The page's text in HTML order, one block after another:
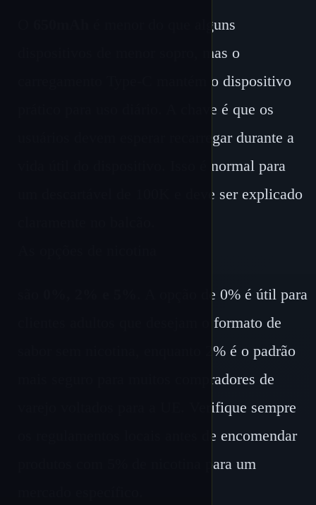
é menor do que alguns
dispositivos de menor sopro, mas o
carregamento Type-C mantém o dispositivo
prático para uso diário. A chave é que os
usuários devem esperar recarregar durante a
vida útil do dispositivo. Isso é normal para
um descartável de 100K e deve ser explicado
. A opção de 0% é útil para
clientes adultos que desejam o formato de
sabor sem nicotina, enquanto 2% é o padrão
mais seguro para muitos compradores de
varejo voltados para a UE. Verifique sempre
os regulamentos locais antes de encomendar
produtos com 5% de nicotina para um